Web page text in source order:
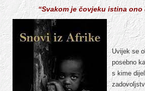
“Svakom je čovjeku istina
Uvijek se
posebno
s kime